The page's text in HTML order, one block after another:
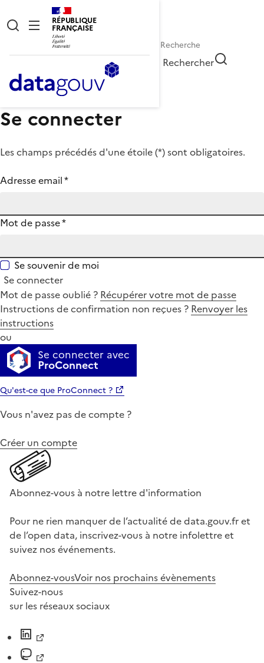
RÉPUBLIQUE
FRANÇAISE
Rechercher
Se connecter
Les champs précédés d'une étoile (*) sont obligatoires.
Adresse email*
Mot de passe*
Se souvenir de moi
Se connecter
Mot de passe oublié ? Récupérer votre mot de passe
Instructions de confirmation non reçues ? Renvoyer les
instructions
ou
Se connecter avec
ProConnect
Qu'est-ce que ProConnect ?
Vous n'avez pas de compte ?
Créer un compte
Abonnez-vous à notre lettre d'information
Pour ne rien manquer de l’actualité de data.gouv.fr et
de l’open data, inscrivez-vous à notre infolettre et
suivez nos événements.
Abonnez-vousVoir nos prochains évènements
Suivez-nous
sur les réseaux sociaux